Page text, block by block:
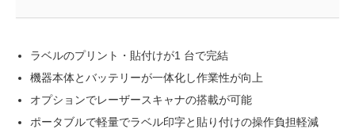
ラベルのプリント・貼付けが1 台で完結
機器本体とバッテリーが一体化し作業性が向上
オプションでレーザースキャナの搭載が可能
ポータブルで軽量でラベル印字と貼り付けの操作負担軽減